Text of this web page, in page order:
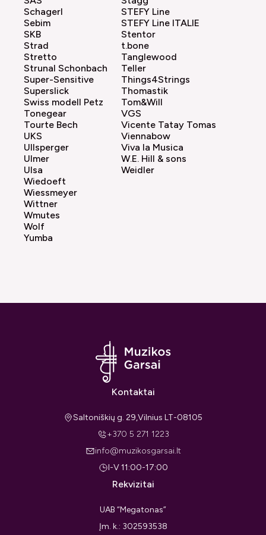
Schagerl
Sebim
SKB
STEFY Line
STEFY Line ITALIE
Stentor
Strad
Stretto
Strunal Schonbach
Super-Sensitive
Superslick
Swiss modell Petz
t.bone
Tanglewood
Teller
Things4Strings
Thomastik
Tom&Will
Tonegear
Tourte Bech
UKS
Ullsperger
Ulmer
Ulsa
VGS
Vicente Tatay Tomas
Viennabow
Viva la Musica
W.E. Hill & sons
Weidler
Wiedoeft
Wiessmeyer
Wittner
Wmutes
Wolf
Yumba
Kontaktai
Saltoniškių g. 29,Vilnius LT-08105
+370 5 271 1223
info@muzikosgarsai.lt
I-V 11:00-17:00
Rekvizitai
UAB “Megatonas”
Įm. k.: 302593538